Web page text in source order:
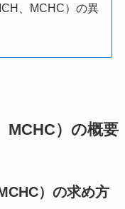
、MCHC）の異
MCHC）の概要
）の求め方